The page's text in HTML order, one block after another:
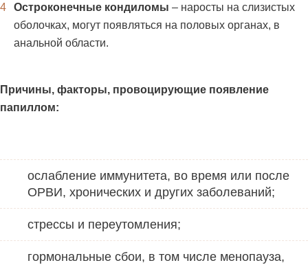
Остроконечные кондиломы – наросты на слизистых
оболочках, могут появляться на половых органах, в
анальной области.
Причины, факторы, провоцирующие появление
папиллом:
ослабление иммунитета, во время или после
ОРВИ, хронических и других заболеваний;
стрессы и переутомления;
гормональные сбои, в том числе менопауза,